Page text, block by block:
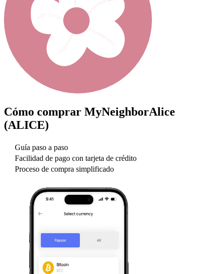
Cómo comprar MyNeighborAlice
(ALICE)
Guía paso a paso
Facilidad de pago con tarjeta de crédito
Proceso de compra simplificado